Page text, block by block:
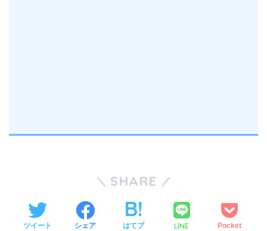
SHARE
ツイート シェア はてブ LINE Pocket